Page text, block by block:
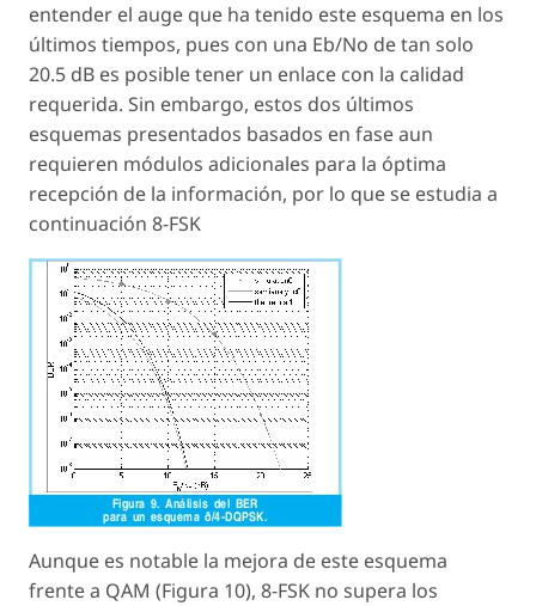
entender el auge que ha tenido este esquema en los
últimos tiempos, pues con una Eb/No de tan solo
20.5 dB es posible tener un enlace con la calidad
requerida. Sin embargo, estos dos últimos
esquemas presentados basados en fase aun
requieren módulos adicionales para la óptima
recepción de la información, por lo que se estudia a
continuación 8-FSK
Aunque es notable la mejora de este esquema
frente a QAM (Figura 10), 8-FSK no supera los